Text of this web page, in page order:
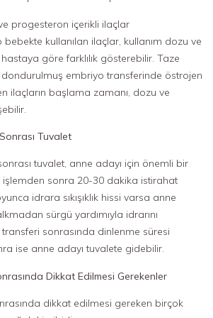
progesteron içerikli ilaçlar
bebekte kullanılan ilaçlar, kullanım dozu ve
hastaya göre farklılık gösterebilir. Taze
embriyo transferinde östrojen
ilaçların başlama zamanı, dozu ve
Tuvalet
tuvalet, anne adayı için önemli bir
işlemden sonra 20-30 dakika istirahat
idrara sıkışıklık hissi varsa anne
sürgü yardımıyla idrarını
transferi sonrasında dinlenme süresi
ise anne adayı tuvalete gidebilir.
Dikkat Edilmesi Gerekenler
dikkat edilmesi gereken birçok